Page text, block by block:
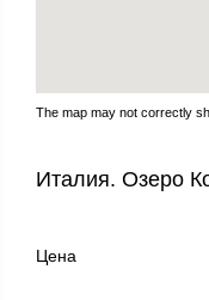
The map may not correctly
Италия. Озеро
Цена